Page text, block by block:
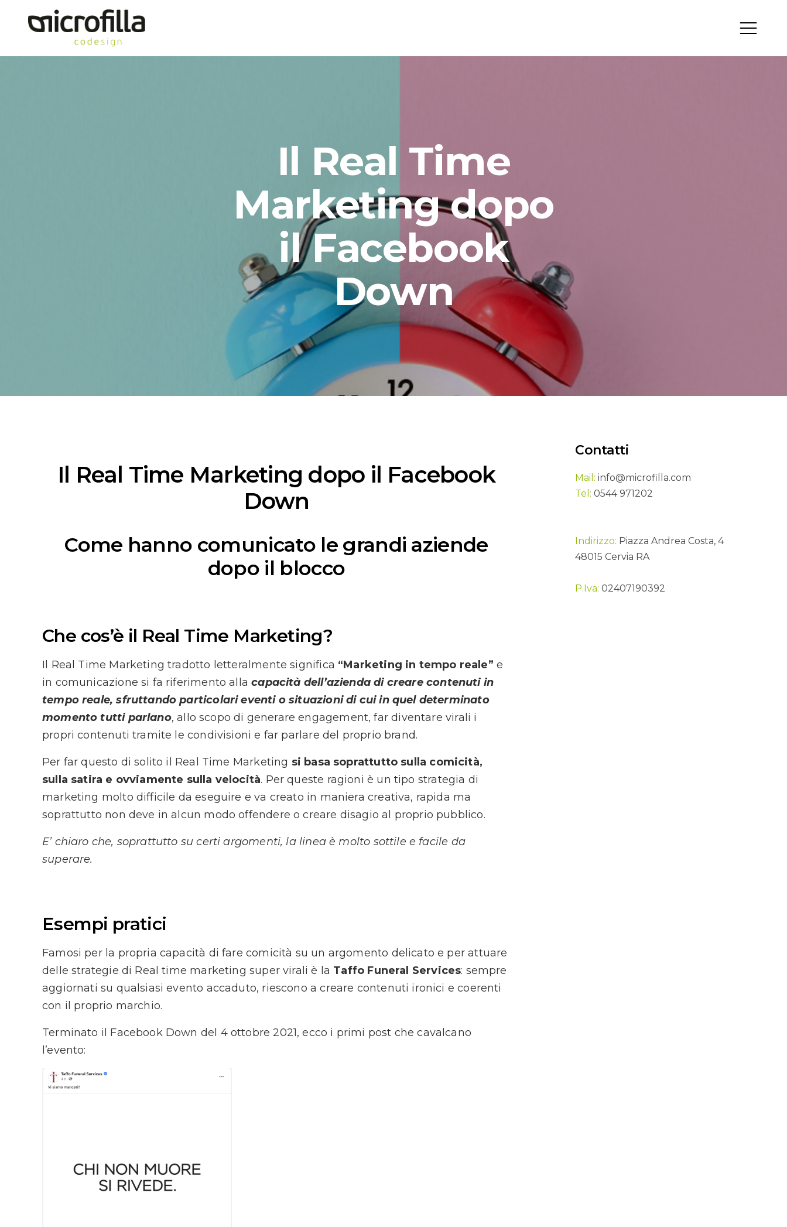
Piazza Andrea Costa,
Social
Facebook
Instagram
info@microfilla.com
+39 0544 971202
Il Real Time
Marketing dopo
il Facebook
Down
Il Real Time Marketing dopo il Facebook
Down
Come hanno comunicato le grandi aziende
dopo il blocco
Che cos’è il Real Time Marketing?
Il Real Time Marketing tradotto letteralmente significa “Marketing in tempo reale” e
in comunicazione si fa riferimento allacapacità dell’azienda di creare contenuti in
tempo reale, sfruttando particolari eventi o situazioni di cui in quel determinato
momento tutti parlano, allo scopo di generare engagement, far diventare virali i
propri contenuti tramite le condivisioni e far parlare del proprio brand.
Per far questo di solito il Real Time Marketing si basa soprattutto sulla comicità,
sulla satira e ovviamente sulla velocità. Per queste ragioni è un tipo strategia di
marketing molto difficile da eseguire e va creato in maniera creativa, rapida ma
soprattutto non deve in alcun modo offendere o creare disagio al proprio pubblico.
E’ chiaro che, soprattutto su certi argomenti, la linea è molto sottile e facile da
superare.
Esempi pratici
Famosi per la propria capacità di fare comicità su un argomento delicato e per attuare
delle strategie di Real time marketing super virali è la Taffo Funeral Services: sempre
aggiornati su qualsiasi evento accaduto, riescono a creare contenuti ironici e coerenti
con il proprio marchio.
Terminato il Facebook Down del 4 ottobre 2021, ecco i primi post che cavalcano
l’evento:
Contatti
Mail:info@microfilla.com
Tel:0544 971202
Indirizzo: Piazza Andrea Costa, 4
48015 Cervia RA
P.Iva:02407190392